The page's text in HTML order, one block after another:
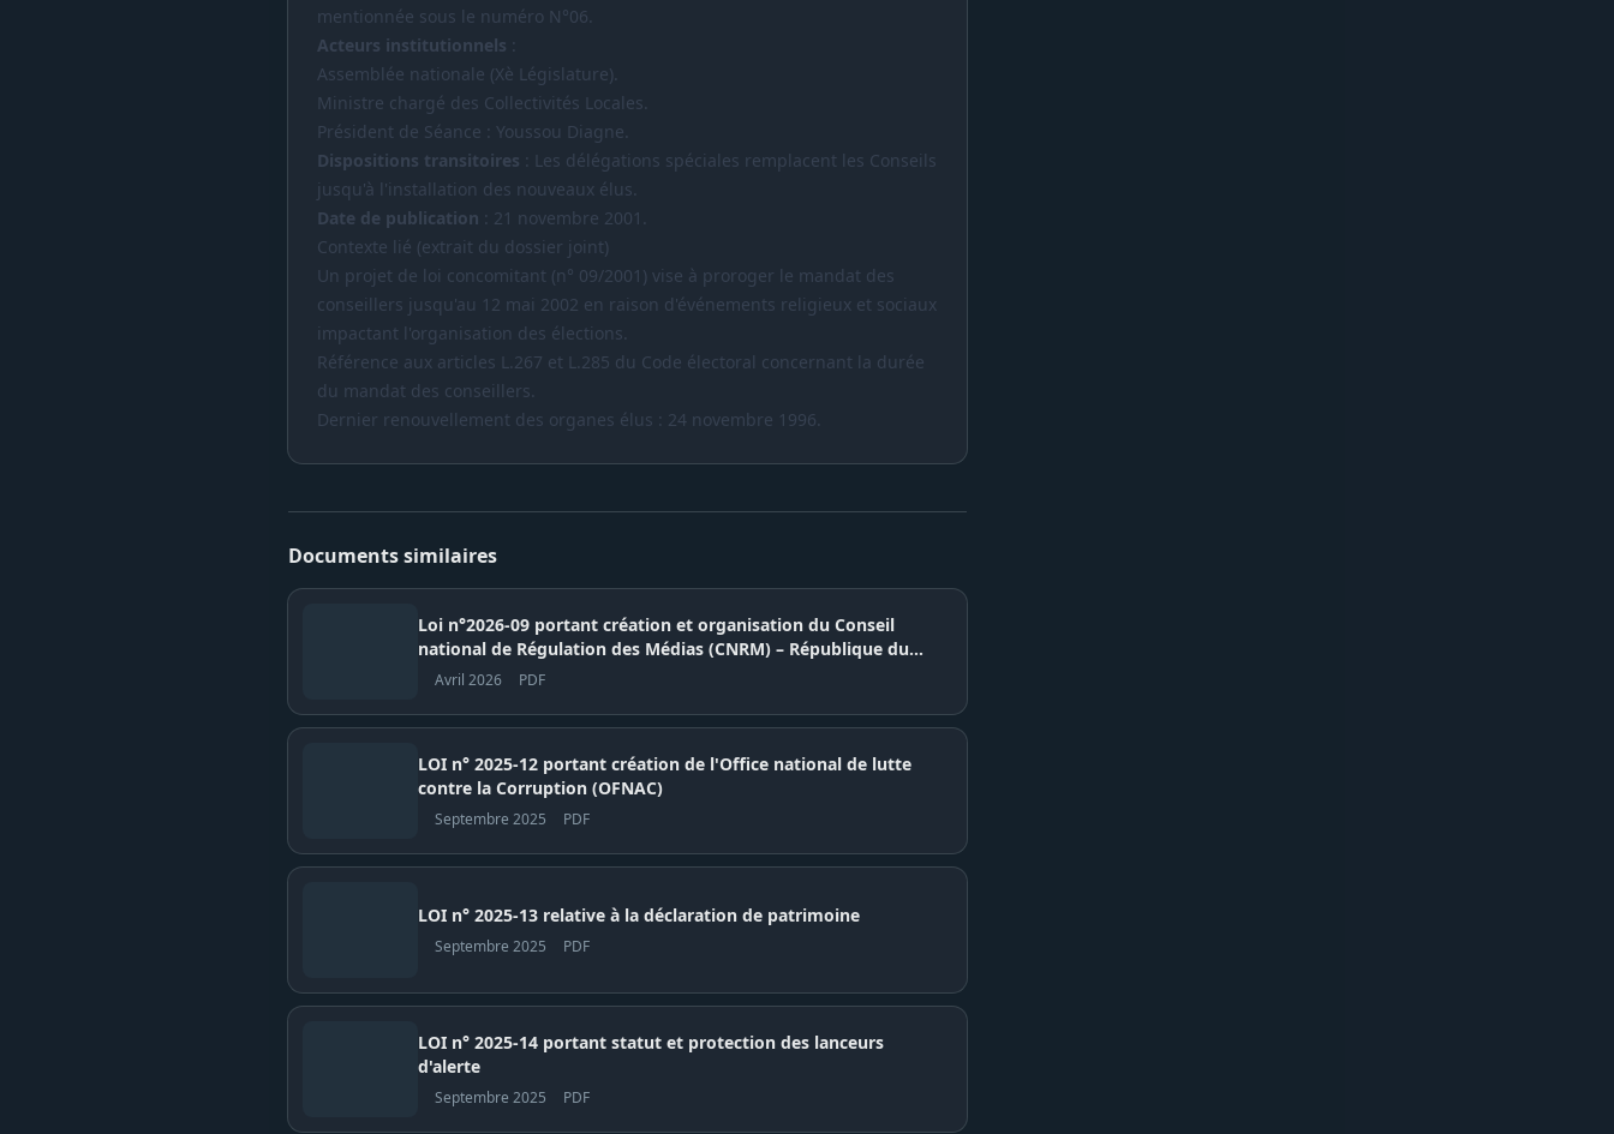
mentionnée sous le numéro N°06.
Acteurs institutionnels :
Assemblée nationale (Xè Législature).
Ministre chargé des Collectivités Locales.
Président de Séance : Youssou Diagne.
Dispositions transitoires : Les délégations spéciales remplacent les Conseils
jusqu'à l'installation des nouveaux élus.
Date de publication : 21 novembre 2001.
Contexte lié (extrait du dossier joint)
Un projet de loi concomitant (n° 09/2001) vise à proroger le mandat des
conseillers jusqu'au 12 mai 2002 en raison d'événements religieux et sociaux
impactant l'organisation des élections.
Référence aux articles L.267 et L.285 du Code électoral concernant la durée
du mandat des conseillers.
Dernier renouvellement des organes élus : 24 novembre 1996.
Documents similaires
Loi n°2026-09 portant création et organisation du Conseil
national de Régulation des Médias (CNRM) – République du
Sénégal
Avril 2026 PDF
LOI n° 2025-12 portant création de l'Office national de lutte
contre la Corruption (OFNAC)
Septembre 2025 PDF
LOI n° 2025-13 relative à la déclaration de patrimoine
Septembre 2025 PDF
LOI n° 2025-14 portant statut et protection des lanceurs
d'alerte
Septembre 2025 PDF